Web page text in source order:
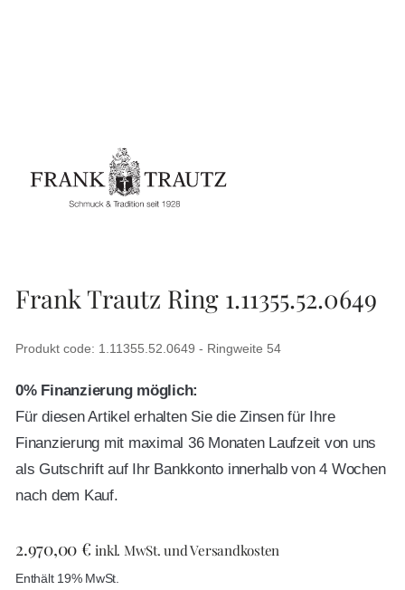
Frank Trautz Ring 1.11355.52.0649
Produkt code: 1.11355.52.0649 - Ringweite 54
0% Finanzierung möglich:
Für diesen Artikel erhalten Sie die Zinsen für Ihre
Finanzierung mit maximal 36 Monaten Laufzeit von uns
als Gutschrift auf Ihr Bankkonto innerhalb von 4 Wochen
nach dem Kauf.
2.970,00€ inkl. MwSt. und Versandkosten
Enthält 19% MwSt.